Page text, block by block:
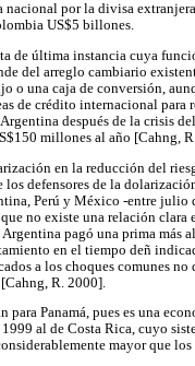
nacional por la divisa
US$5 billones.
de última instancia cuya
del arreglo cambiario
o una caja de conversión,
de crédito internacional para
después de la crisis
millones al año [Cahng,
en la reducción del
defensores de la
Perú y México -entre
no existe una relación
pagó una prima más
en el tiempo deñ
a los choques comunes
R. 2000].
para Panamá, pues es una
al de Costa Rica, cuyo
mayor que